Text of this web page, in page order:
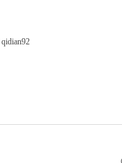
qidian92